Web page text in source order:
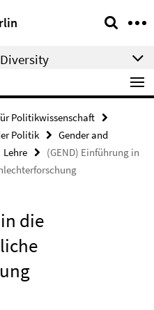
Politikwissenschaft
Politik
Gender and
Lehre
(GEND) Einführung in
die